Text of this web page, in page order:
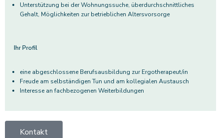
Unterstützung bei der Wohnungssuche, überdurchschnittliches
Gehalt, Möglichkeiten zur betrieblichen Altersvorsorge
Ihr Profil
eine abgeschlossene Berufsausbildung zur Ergotherapeut/in
Freude am selbständigen Tun und am kollegialen Austausch
Interesse an fachbezogenen Weiterbildungen
Kontakt